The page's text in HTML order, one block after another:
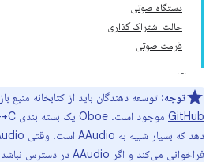
دستگاه صوتی
حالت اشتراک گذاری
فرمت صوتی
توجه: توسعه دهندگان باید از کتابخانه منبع باز Oboe استفاده کنند که در
GitHub
فراخوانی می‌کند و اگر AAudio در دسترس نباشد به